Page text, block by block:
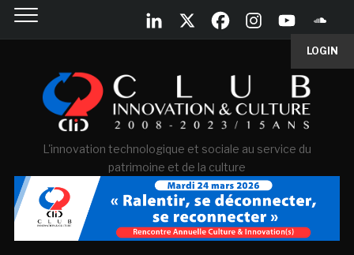
LOGIN
L'innovation technologique et sociale au service du
patrimoine et de la culture